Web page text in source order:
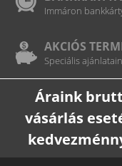
Immáron
AKCIÓS
Speciális
Áraink
vásárlás